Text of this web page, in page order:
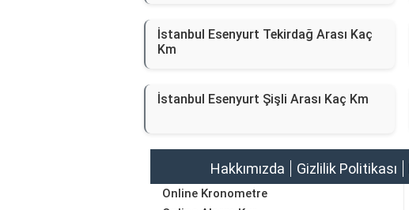
İstanbul Esenyurt Tekirdağ Arası Kaç
Km
İstanbul Esenyurt Şişli Arası Kaç Km
Hakkımızda Gizlilik Politikası
Online Kronometre